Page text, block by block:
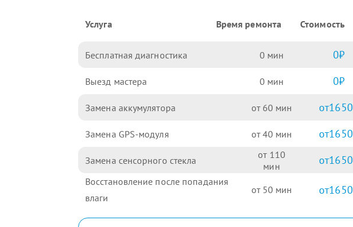
Услуга Время ремонта Стоимость
Бесплатная диагностика 0 0
Выезд мастера 0 0
Замена аккумулятора 60 1650
Замена GPS-модуля 40 1650
Замена сенсорного стекла 110 1650
Восстановление после попадания
влаги
50 1650